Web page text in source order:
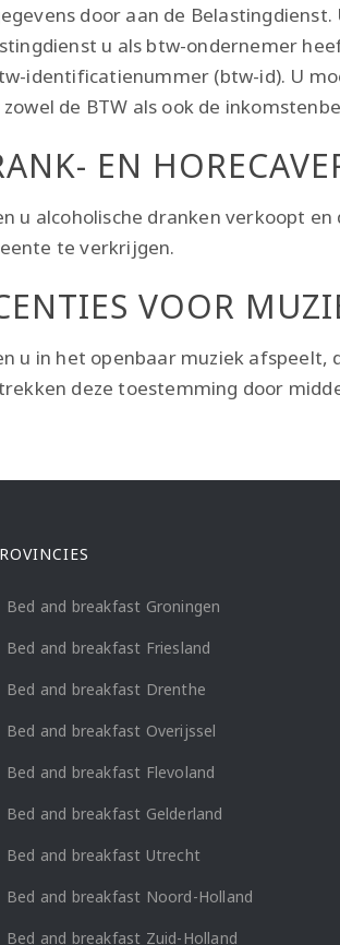
door aan de
u als btw-ondernemer
identificatienummer (btw-id). U
de BTW als ook de
EN
u alcoholische dranken verkoopt
te verkrijgen.
VOOR
u in het openbaar muziek afspeelt,
deze toestemming door
Bed and breakfast Groningen
Bed and breakfast Friesland
Bed and breakfast Drenthe
Bed and breakfast Overijssel
Bed and breakfast Flevoland
Bed and breakfast Gelderland
Bed and breakfast Utrecht
Bed and breakfast Noord-Holland
Bed and breakfast Zuid-Holland